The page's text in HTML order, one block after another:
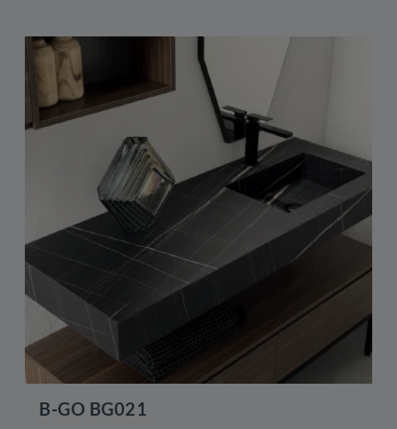
B-GO BG021